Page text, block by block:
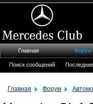
Главная Форум
Главная Форум
Поиск сообщений